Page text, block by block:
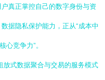
真正掌控自己的数字身份与资
据隐私保护能力，正从“成本中
心竞争力”。
放式数据聚合与交易的服务模式